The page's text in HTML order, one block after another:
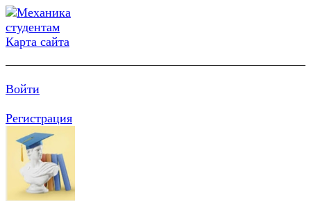
Карта сайта
Войти
Регистрация